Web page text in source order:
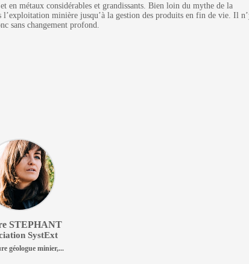
en métaux considérables et grandissants. Bien loin du mythe de la
minière jusqu’à la gestion des produits en fin de vie. Il
sans changement profond.
AS
STEPHANT
SystExt
géologue minier,...